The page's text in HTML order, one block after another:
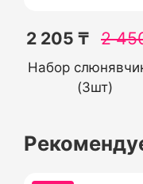
2 205 ₸ 2
Набор
(3шт)